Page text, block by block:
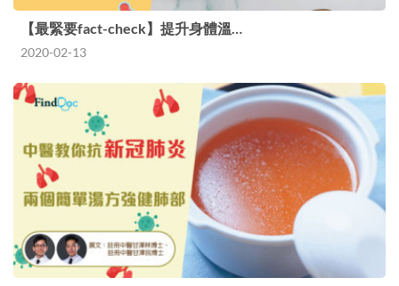
【最緊要fact-check】提升身體溫…
2020-02-13